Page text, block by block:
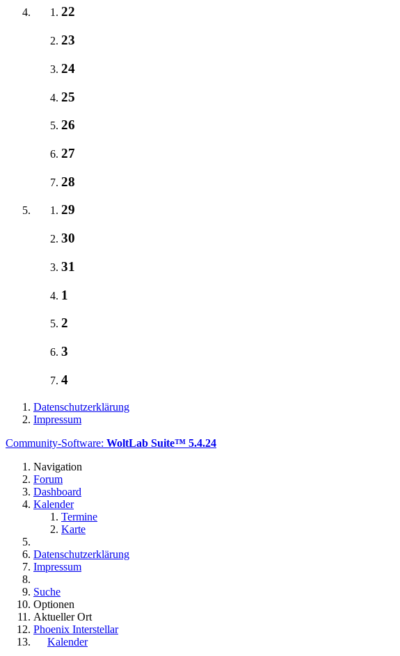
22
23
24
25
26
27
28
29
30
31
1
2
3
4
Datenschutzerklärung
Impressum
Community-Software: WoltLab Suite™ 5.4.24
Navigation
Forum
Dashboard
Kalender
Termine
Karte
Datenschutzerklärung
Impressum
Suche
Optionen
Aktueller Ort
Phoenix Interstellar
Kalender